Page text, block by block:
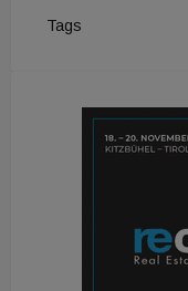
Tags